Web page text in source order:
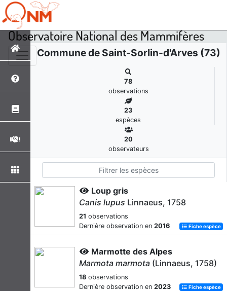
Observatoire National des Mammifères
Commune de Saint-Sorlin-d'Arves (73)
78
observations
23
espèces
20
observateurs
Loup gris
Canis lupus Linnaeus, 1758
21 observations
Dernière observation en 2016 Fiche espèce
Marmotte des Alpes
Marmota marmota (Linnaeus, 1758)
18 observations
Dernière observation en 2023 Fiche espèce